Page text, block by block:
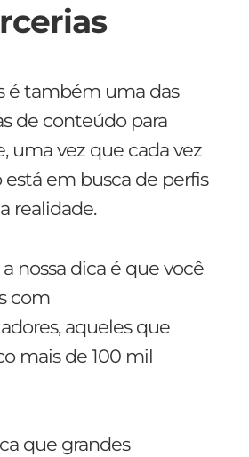
é também uma das
de conteúdo para
uma vez que cada vez
em busca de perfis
realidade.
a nossa dica é que você
com
aqueles que
mais de 100 mil
que grandes